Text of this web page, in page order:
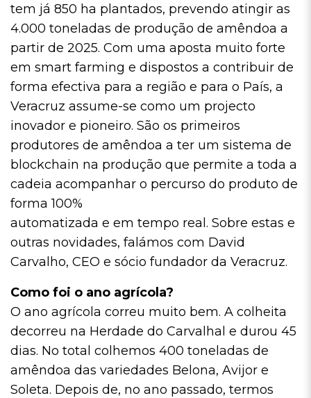
tem já 850 ha plantados, prevendo atingir as
4.000 toneladas de produção de amêndoa a
partir de 2025. Com uma aposta muito forte
em smart farming e dispostos a contribuir de
forma efectiva para a região e para o País, a
Veracruz assume-se como um projecto
inovador e pioneiro. São os primeiros
produtores de amêndoa a ter um sistema de
blockchain na produção que permite a toda a
cadeia acompanhar o percurso do produto de
forma 100%
automatizada e em tempo real. Sobre estas e
outras novidades, falámos com David
Carvalho, CEO e sócio fundador da Veracruz.
Como foi o ano agrícola?
O ano agrícola correu muito bem. A colheita
decorreu na Herdade do Carvalhal e durou 45
dias. No total colhemos 400 toneladas de
amêndoa das variedades Belona, Avijor e
Soleta. Depois de, no ano passado, termos